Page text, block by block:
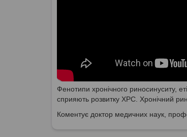
Фенотипи хронічного риносинуситу,
сприяють розвитку ХРС. Хронічний
Коментує доктор медичних наук,